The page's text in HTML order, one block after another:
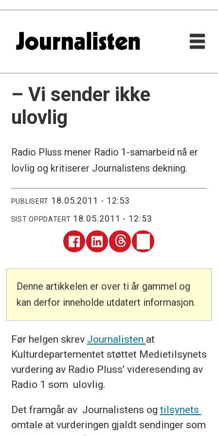
– Vi sender ikke
ulovlig
Radio Pluss mener Radio 1-samarbeid nå er
lovlig og kritiserer Journalistens dekning.
PUBLISERT 18.05.2011 - 12:53
SIST OPPDATERT 18.05.2011 - 12:53
Denne artikkelen er over ti år gammel og
kan derfor inneholde utdatert informasjon.
Før helgen skrev Journalisten at
Kulturdepartementet støttet Medietilsynets
vurdering av Radio Pluss’ videresending av
Radio 1 som ulovlig.
Det framgår av Journalistens og tilsynets
omtale at vurderingen gjaldt sendinger som